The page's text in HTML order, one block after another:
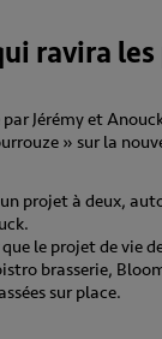
ravira
Jérémy et
» sur la
projet à deux,
le projet de vie
brasserie,
sur place.